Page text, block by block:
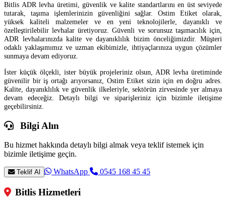
Bitlis ADR levha üretimi, güvenlik ve kalite standartlarını en üst seviyede
tutarak, taşıma işlemlerinizin güvenliğini sağlar. Ostim Etiket olarak,
yüksek kaliteli malzemeler ve en yeni teknolojilerle, dayanıklı ve
özelleştirilebilir levhalar üretiyoruz. Güvenli ve sorunsuz taşımacılık için,
ADR levhalarınızda kalite ve dayanıklılık bizim önceliğimizdir. Müşteri
odaklı yaklaşımımız ve uzman ekibimizle, ihtiyaçlarınıza uygun çözümler
sunmaya devam ediyoruz.
İster küçük ölçekli, ister büyük projeleriniz olsun, ADR levha üretiminde
güvenilir bir iş ortağı arıyorsanız, Ostim Etiket sizin için en doğru adres.
Kalite, dayanıklılık ve güvenlik ilkeleriyle, sektörün zirvesinde yer almaya
devam edeceğiz. Detaylı bilgi ve siparişleriniz için bizimle iletişime
geçebilirsiniz.
Bilgi Alın
Bu hizmet hakkında detaylı bilgi almak veya teklif istemek için
bizimle iletişime geçin.
Teklif Al WhatsApp 0545 168 45 45
Bitlis Hizmetleri